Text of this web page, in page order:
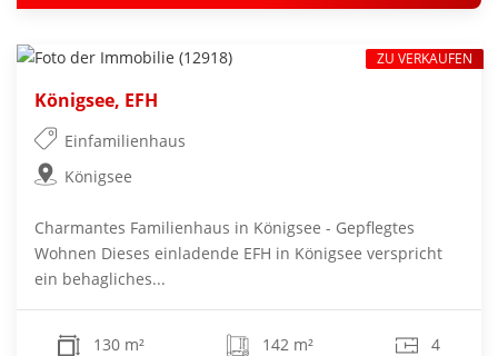
Königsee, EFH
Einfamilienhaus
Königsee
Charmantes Familienhaus in Königsee - Gepflegtes
Wohnen Dieses einladende EFH in Königsee verspricht
ein behagliches...
130 m² 142 m² 4
ZU VERKAUFEN